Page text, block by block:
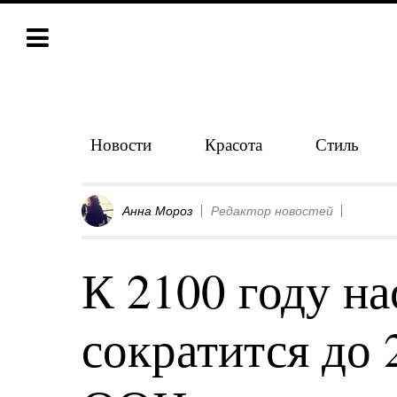
Новости Красота Стиль
Анна Мороз Редактор новостей
К 2100 году
сократится